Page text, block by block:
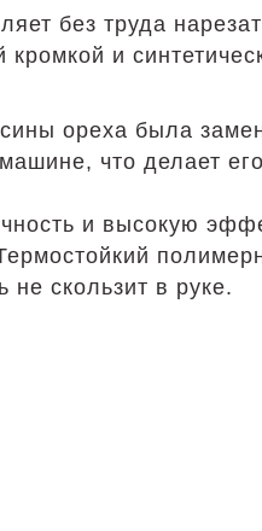
без труда
и
ореха была
что делает
и высокую
не скользит в руке.